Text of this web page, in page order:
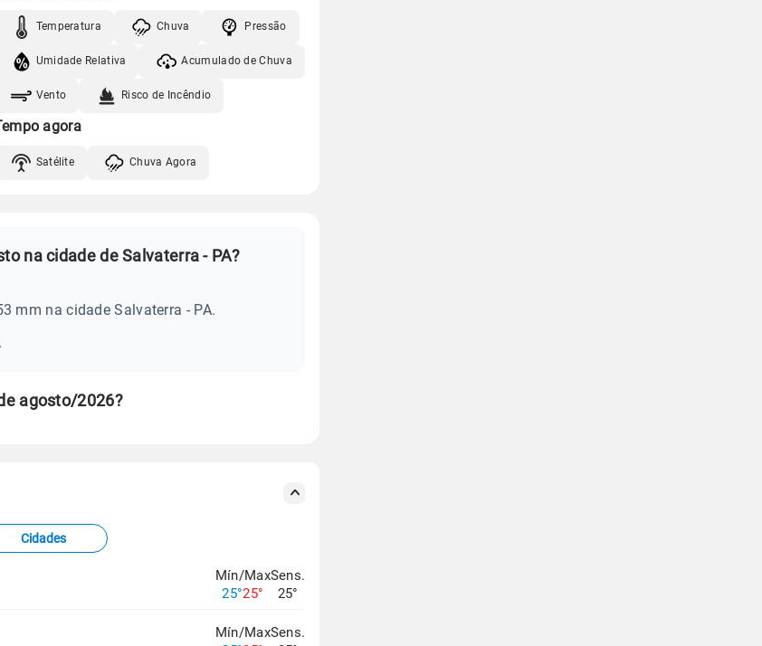
Temperatura Chuva Pressão
Umidade Relativa Acumulado de Chuva
Vento Risco de Incêndio
agora
Satélite Chuva Agora
na cidade de Salvaterra - PA?
mm na cidade Salvaterra - PA.
agosto/2026?
Cidades
Mín/Max
25°25°
Sens.
25°
Mín/MaxSens.